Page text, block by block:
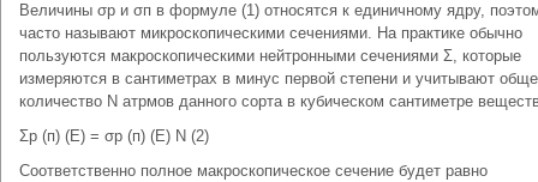
Величины σр и σп в формуле (1) относятся к единичному ядру,
часто называют микроскопическими сечениями. На практике обычно
пользуются макроскопическими нейтронными сечениями Σ, которые
измеряются в сантиметрах в минус первой степени и учитывают
количество N атрмов данного сорта в кубическом сантиметре
Σр (п) (E) = σр (п) (Е) N (2)
Соответственно полное макроскопическое сечение будет равно